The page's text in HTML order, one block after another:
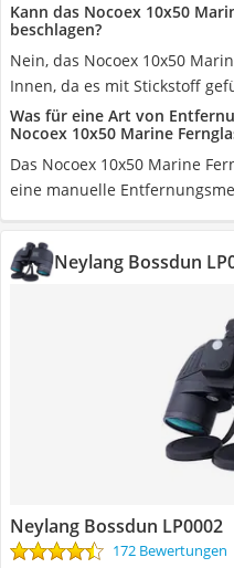
Kann das Nocoex 10x50
beschlagen?
Nein, das Nocoex 10x50
Innen, da es mit Stickstoff
Was für eine Art von
Nocoex 10x50 Marine
Das Nocoex 10x50 Marine
eine manuelle
Neylang Bossdun
Neylang Bossdun LP0002
172 Bewertungen